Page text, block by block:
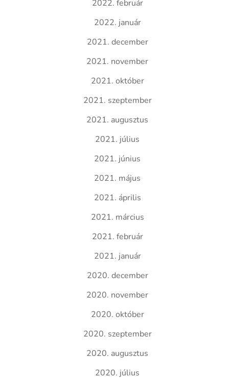
2022. február
2022. január
2021. december
2021. november
2021. október
2021. szeptember
2021. augusztus
2021. július
2021. június
2021. május
2021. április
2021. március
2021. február
2021. január
2020. december
2020. november
2020. október
2020. szeptember
2020. augusztus
2020. július